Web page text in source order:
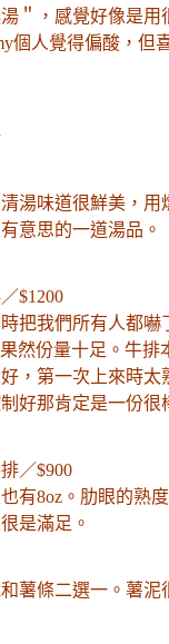
＂，感覺好像是用
個人覺得偏酸，但
湯味道很鮮美，用
意思的一道湯品。
$1200
把我們所有人都嚇
然份量十足。牛排
，第一次上來時太
好那肯定是一份很
／$900
有8oz。肋眼的熟
是滿足。
薯條二選一。薯泥